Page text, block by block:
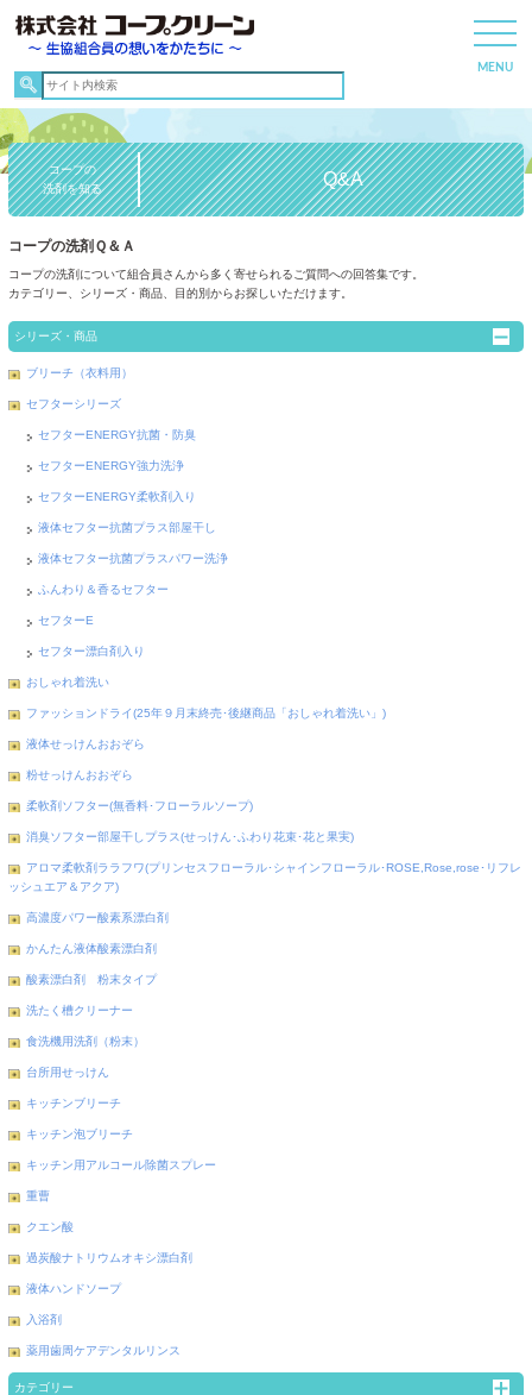
コープの
洗剤を知る
Q&A
コープの洗剤Ｑ＆Ａ
コープの洗剤について組合員さんから多く寄せられるご質問への回答集です。
カテゴリー、シリーズ・商品、目的別からお探しいただけます。
シリーズ・商品
ブリーチ（衣料用）
セフターシリーズ
セフターENERGY抗菌・防臭
セフターENERGY強力洗浄
セフターENERGY柔軟剤入り
液体セフター抗菌プラス部屋干し
液体セフター抗菌プラスパワー洗浄
ふんわり＆香るセフター
セフターE
セフター漂白剤入り
おしゃれ着洗い
ファッションドライ(25年９月末終売･後継商品「おしゃれ着洗い」)
液体せっけんおおぞら
粉せっけんおおぞら
柔軟剤ソフター(無香料･フローラルソープ)
消臭ソフター部屋干しプラス(せっけん･ふわり花束･花と果実)
アロマ柔軟剤ララフワ(プリンセスフローラル･シャインフローラル･ROSE,Rose,rose･リフレ
ッシュエア＆アクア)
高濃度パワー酸素系漂白剤
かんたん液体酸素漂白剤
酸素漂白剤 粉末タイプ
洗たく槽クリーナー
食洗機用洗剤（粉末）
台所用せっけん
キッチンブリーチ
キッチン泡ブリーチ
キッチン用アルコール除菌スプレー
重曹
クエン酸
過炭酸ナトリウムオキシ漂白剤
液体ハンドソープ
入浴剤
薬用歯周ケアデンタルリンス
カテゴリー